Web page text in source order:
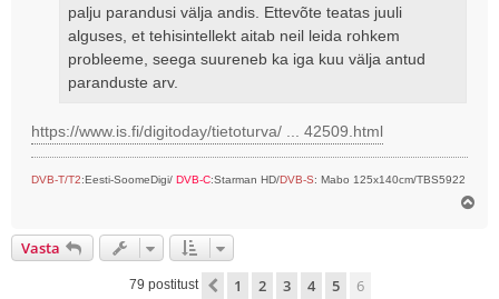
palju parandusi välja andis. Ettevõte teatas juuli
alguses, et tehisintellekt aitab neil leida rohkem
probleeme, seega suureneb ka iga kuu välja antud
paranduste arv.
https://www.is.fi/digitoday/tietoturva/ ... 42509.html
DVB-T/T2:Eesti-SoomeDigi/ DVB-C:Starman HD/DVB-S: Mabo 125x140cm/TBS5922
Vasta
79 postitust Eelmine
1 2 3 4 5 6